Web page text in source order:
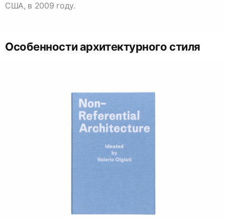
США, в 2009 году.
Особенности архитектурного стиля